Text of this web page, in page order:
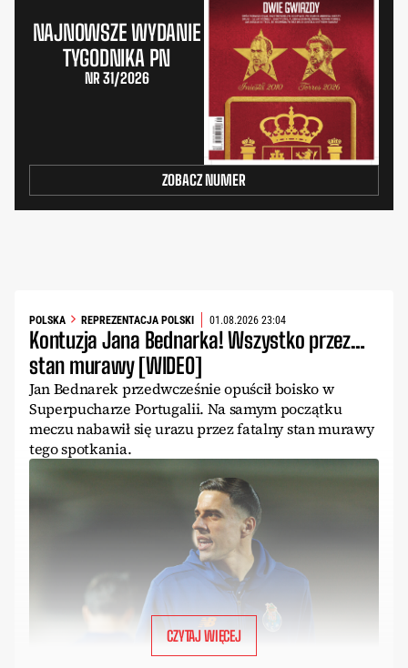
NAJNOWSZE WYDANIE
TYGODNIKA PN
NR 31/2026
ZOBACZ NUMER
POLSKA REPREZENTACJA POLSKI 01.08.2026 23:04
Kontuzja Jana Bednarka! Wszystko przez…
stan murawy [WIDEO]
Jan Bednarek przedwcześnie opuścił boisko w
Superpucharze Portugalii. Na samym początku
meczu nabawił się urazu przez fatalny stan murawy
tego spotkania.
CZYTAJ WIĘCEJ